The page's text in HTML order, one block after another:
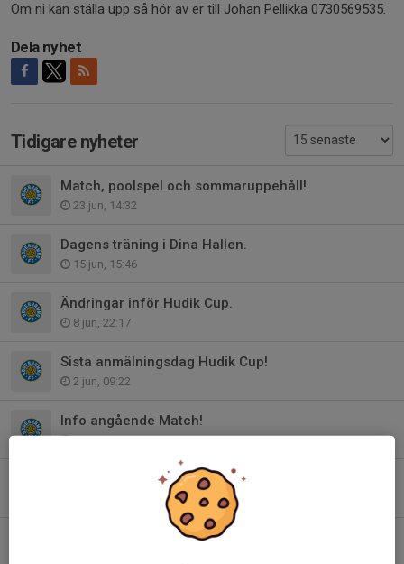
Om ni kan ställa upp så hör av er till Johan Pellikka 0730569535.
Dela nyhet
Tidigare nyheter
Match, poolspel och sommaruppehåll!
23 jun, 14:32
Dagens träning i Dina Hallen.
15 jun, 15:46
Ändringar inför Hudik Cup.
8 jun, 22:17
Sista anmälningsdag Hudik Cup!
2 jun, 09:22
Info angående Match!
27 maj, 18:12
Inställd match på söndag!
Deltagar/medlemsavgift